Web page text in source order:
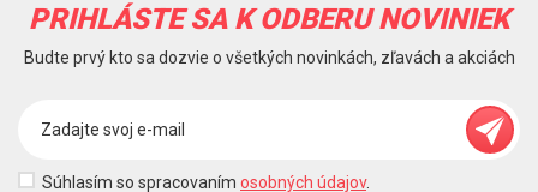
PRIHLÁSTE SA K ODBERU NOVINIEK
Budte prvý kto sa dozvie o všetkých novinkách, zľavách a akciách
Súhlasím so spracovaním osobných údajov.